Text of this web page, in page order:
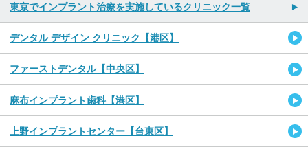
東京でインプラント治療を実施しているクリニック一覧
デンタル デザイン クリニック【港区】
ファーストデンタル【中央区】
麻布インプラント歯科【港区】
上野インプラントセンター【台東区】